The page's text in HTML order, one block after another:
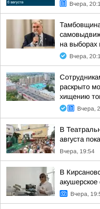
Вчера,
на выборах
Вчера,
раскрыто
хищению
Вчера,
В
августа
Вчера, 19:54
В
Вчера,